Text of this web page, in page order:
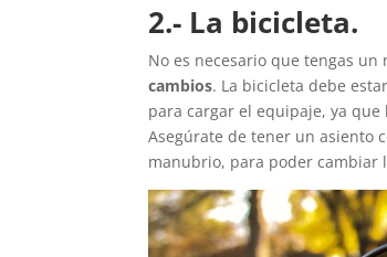
2.- La bicicleta.
No es necesario que tengas
cambios. La bicicleta debe
para cargar el equipaje, ya
Asegúrate de tener un asiento
manubrio, para poder cambiar